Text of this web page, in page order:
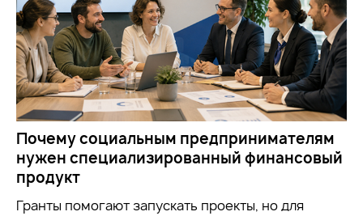
Почему социальным предпринимателям
нужен специализированный финансовый
продукт
Гранты помогают запускать проекты, но для